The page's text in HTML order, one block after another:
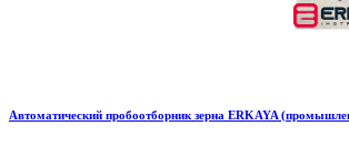
Автоматический пробоотборник зерна ERKAYA